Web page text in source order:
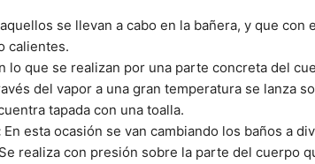
se llevan a cabo en la bañera, y que con
calientes.
lo que se realizan por una parte concreta del
del vapor a una gran temperatura se lanza
tapada con una toalla.
En esta ocasión se van cambiando los baños a
Se realiza con presión sobre la parte del cuerpo